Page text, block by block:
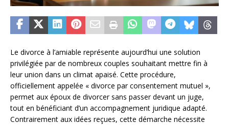
Le divorce à l’amiable représente aujourd’hui une solution
privilégiée par de nombreux couples souhaitant mettre fin à
leur union dans un climat apaisé. Cette procédure,
officiellement appelée « divorce par consentement mutuel »,
permet aux époux de divorcer sans passer devant un juge,
tout en bénéficiant d’un accompagnement juridique adapté.
Contrairement aux idées reçues, cette démarche nécessite